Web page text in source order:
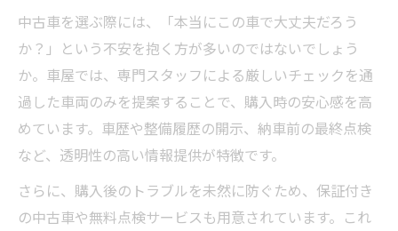
中古車を選ぶ際には、「本当にこの車で大丈夫だろう
か？」という不安を抱く方が多いのではないでしょう
か。車屋では、専門スタッフによる厳しいチェックを通
過した車両のみを提案することで、購入時の安心感を高
めています。車歴や整備履歴の開示、納車前の最終点検
など、透明性の高い情報提供が特徴です。
さらに、購入後のトラブルを未然に防ぐため、保証付き
の中古車や無料点検サービスも用意されています。これ